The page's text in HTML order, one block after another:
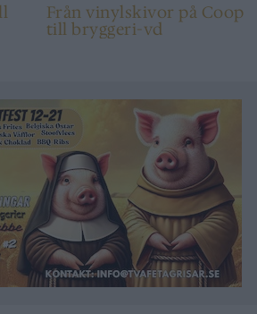
Från vinylskivor på Coop
till bryggeri-vd